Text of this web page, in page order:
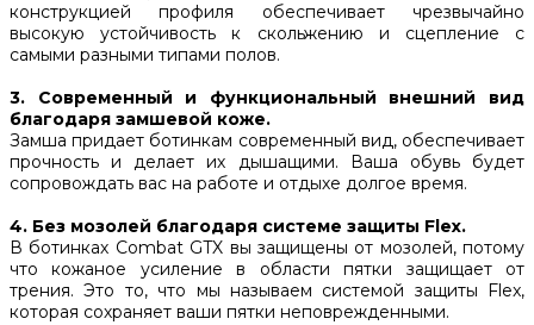
конструкцией профиля обеспечивает чрезвычайно
высокую устойчивость к скольжению и сцепление с
самыми разными типами полов.
3. Современный и функциональный внешний вид
благодаря замшевой коже.
Замша придает ботинкам современный вид, обеспечивает
прочность и делает их дышащими. Ваша обувь будет
сопровождать вас на работе и отдыхе долгое время.
4. Без мозолей благодаря системе защиты Flex.
В ботинках Combat GTX вы защищены от мозолей, потому
что кожаное усиление в области пятки защищает от
трения. Это то, что мы называем системой защиты Flex,
которая сохраняет ваши пятки неповрежденными.